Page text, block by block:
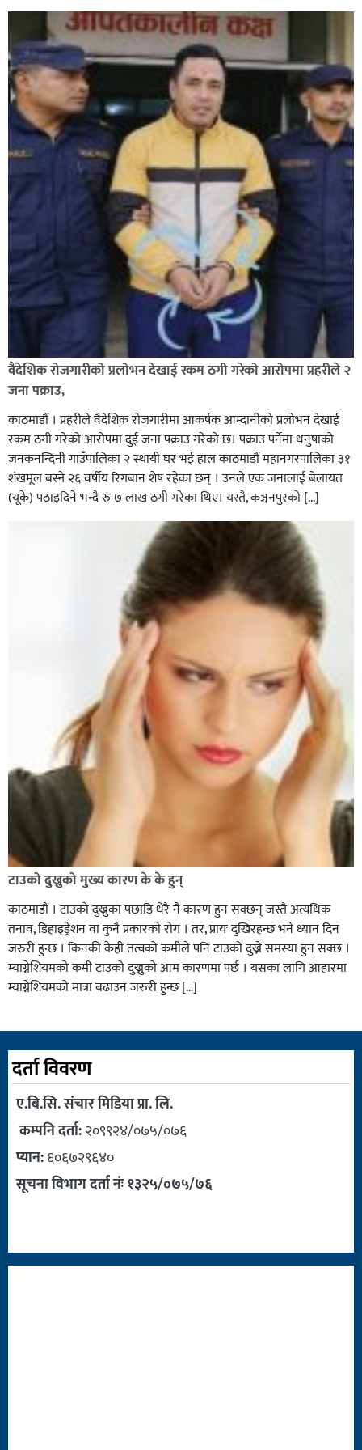
ग्यास अभाव हटाउन सरकारलाई घोराही बनाऔँ अभियानको
सुझाव : ग्यास खरिद कार्ड प्रणालीको आवश्यकता सबिन प्रियासन
वैदेशिक रोजगारीको प्रलोभन देखाई रकम ठगी गरेको आरोपमा प्रहरीले २
जना पक्राउ,
काठमाडौं । प्रहरीले वैदेशिक रोजगारीमा आकर्षक आम्दानीको प्रलोभन देखाई
रकम ठगी गरेको आरोपमा दुई जना पक्राउ गरेको छ। पक्राउ पर्नेमा धनुषाको
जनकनन्दिनी गाउँपालिका २ स्थायी घर भई हाल काठमाडौं महानगरपालिका ३१
शंखमूल बस्ने २६ वर्षीय रिगबान शेष रहेका छन् । उनले एक जनालाई बेलायत
(यूके) पठाइदिने भन्दै रु ७ लाख ठगी गरेका थिए। यस्तै, कञ्चनपुरको […]
टाउको दुख्नुको मुख्य कारण के के हुन्
काठमाडौं । टाउको दुख्नुका पछाडि धेरै नै कारण हुन सक्छन् जस्तै अत्यधिक
तनाव, डिहाइड्रेशन वा कुनै प्रकारको रोग । तर, प्रायः दुखिरहन्छ भने ध्यान दिन
जरुरी हुन्छ । किनकी केही तत्वको कमीले पनि टाउको दुख्ने समस्या हुन सक्छ ।
म्याग्नेशियमको कमी टाउको दुख्नुको आम कारणमा पर्छ । यसका लागि आहारमा
म्याग्नेशियमको मात्रा बढाउन जरुरी हुन्छ […]
दर्ता विवरण
ए.बि.सि. संचार मिडिया प्रा. लि.
कम्पनि दर्ता:२०९९२४/०७५/०७६
प्यान:६०६७२९६४०
सूचना विभाग दर्ता नंः १३२५/०७५/७६